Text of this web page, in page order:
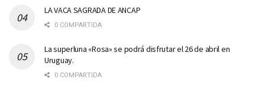
LA VACA SAGRADA DE ANCAP
0 COMPARTIDA
La superluna «Rosa» se podrá disfrutar el 26 de abril en
Uruguay.
0 COMPARTIDA